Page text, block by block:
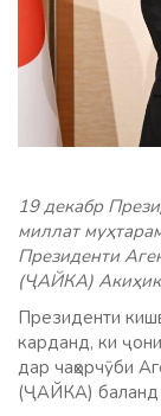
19 декабр
миллат
Президенти
(ҶАЙКА)
Президенти
карданд, ки
дар чаҳорчӯби
(ҶАЙКА) баланд